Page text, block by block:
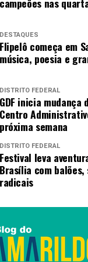
do Augustinho
iniciativa inédita
DESTAQUES
Flipelô começa em
música, poesia e
DISTRITO FEDERAL
GDF inicia mudança
Centro
próxima semana
DISTRITO FEDERAL
Festival leva
Brasília com
radicais